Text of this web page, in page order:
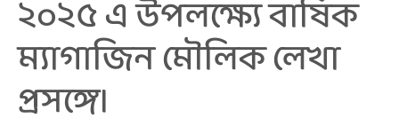
২০২৫ এ উপলক্ষ্যে বার্ষিক
ম্যাগাজিন মৌলিক লেখা
প্রসঙ্গে।